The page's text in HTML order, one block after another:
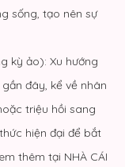
sống, tạo nên sự
kỳ ảo): Xu hướng
đây, kể về nhân
triệu hồi sang
hiện đại để bắt
thêm tại NHÀ CÁI